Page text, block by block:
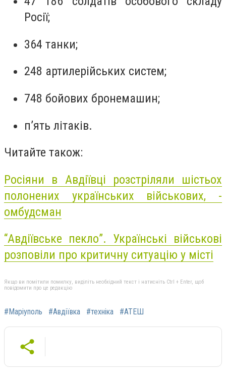
Росії;
364 танки;
248 артилерійських систем;
748 бойових бронемашин;
п’ять літаків.
Читайте також:
Росіяни в Авдіївці розстріляли шістьох
полонених українських військових, -
омбудсман
“Авдіївське пекло”. Українські військові
розповіли про критичну ситуацію у місті
Якщо ви помітили помилку, виділіть необхідний текст і натисніть Ctrl + Enter, щоб
повідомити про це редакцію
#Маріуполь #Авдіївка #техніка #АТЕШ